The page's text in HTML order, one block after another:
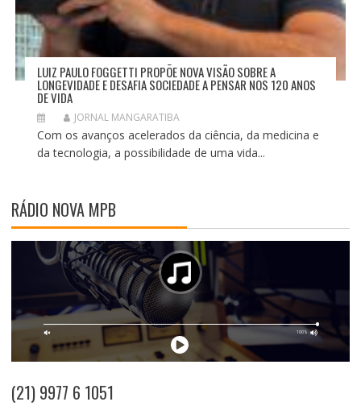
LUIZ PAULO FOGGETTI PROPÕE NOVA VISÃO SOBRE A
LONGEVIDADE E DESAFIA SOCIEDADE A PENSAR NOS 120 ANOS
DE VIDA
JORNAL MANGARATIBA
Com os avanços acelerados da ciência, da medicina e
da tecnologia, a possibilidade de uma vida...
RÁDIO NOVA MPB
(21) 9977 6 1051